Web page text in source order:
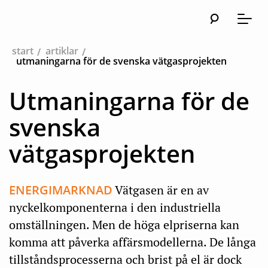
Meny
start
artiklar
utmaningarna för de svenska vätgasprojekten
Utmaningarna för de
svenska
vätgasprojekten
ENERGIMARKNADVätgasen är en av
nyckelkomponenterna i den industriella
omställningen. Men de höga elpriserna kan
komma att påverka affärsmodellerna. De långa
tillståndsprocesserna och brist på el är dock